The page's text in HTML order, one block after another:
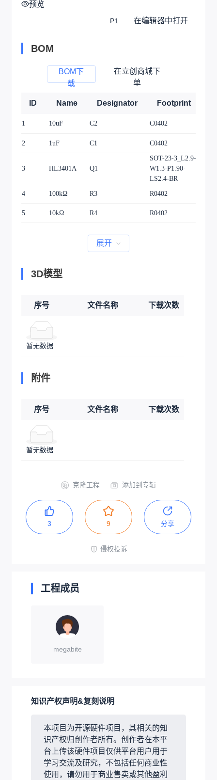
预览
P1 在编辑器中打开
BOM
BOM下
载
在立创商城下
单
ID Name Designator Footprint
1 10uF C2 C0402
2 1uF C1 C0402
3 HL3401A Q1
SOT-23-3_L2.9-
W1.3-P1.90-
LS2.4-BR
4 100kΩ R3 R0402
5 10kΩ R4 R0402
展开
3D模型
序号 文件名称 下载次数
暂无数据
附件
序号 文件名称 下载次数
暂无数据
克隆工程 添加到专辑
3 9 分享
侵权投诉
工程成员
megabite
知识产权声明&复刻说明
本项目为开源硬件项目，其相关的知
识产权归创作者所有。创作者在本平
台上传该硬件项目仅供平台用户用于
学习交流及研究，不包括任何商业性
使用，请勿用于商业售卖或其他盈利